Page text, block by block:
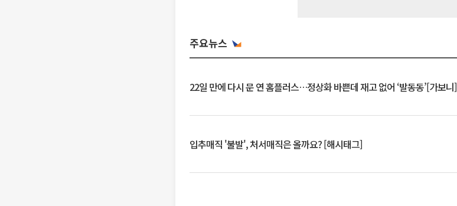
주요뉴스
22일 만에 다시 문 연 홈플러스…정상화 바쁜데 재고 없어 ‘발동동’[가보니]
입추매직 '불발', 처서매직은 올까요? [해시태그]